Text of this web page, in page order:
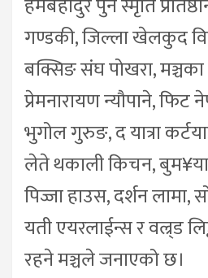
हेमबहादुर पुन स्मृति
गण्डकी, जिल्ला खेलकुद
बक्सिङ संघ पोखरा, मञ्चका
प्रेमनारायण न्यौपाने, फिट
भुगोल गुरुङ, द यात्रा
लेते थकाली किचन,
पिज्जा हाउस, दर्शन लामा,
यती एयरलाईन्स र वल्र्ड
रहने मञ्चले जनाएको छ।